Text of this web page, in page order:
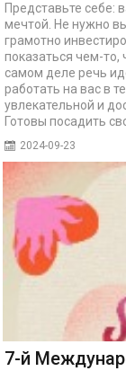
Представьте себе:
мечтой. Не нужно
грамотно
показаться чем-то,
самом деле речь
работать на вас в
увлекательной и
Готовы посадить
2024-09-23
7-й